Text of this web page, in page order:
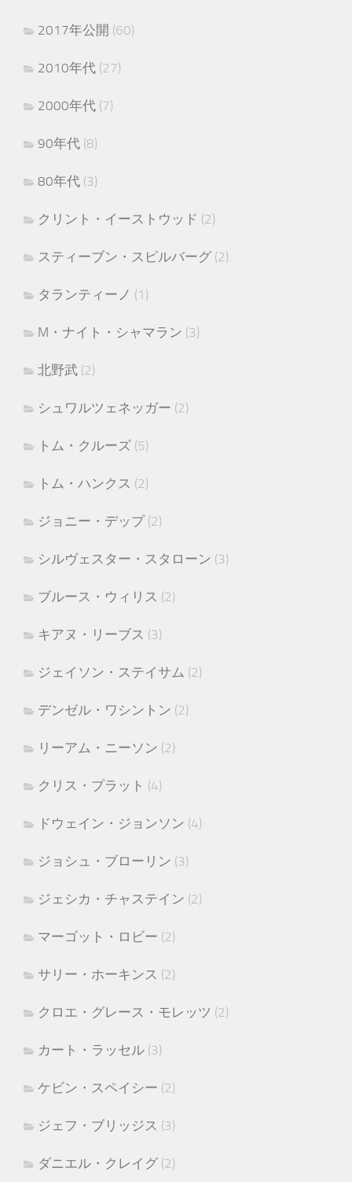
2017年公開 (60)
2010年代 (27)
2000年代 (7)
90年代 (8)
80年代 (3)
クリント・イーストウッド (2)
スティーブン・スピルバーグ (2)
タランティーノ (1)
M・ナイト・シャマラン (3)
北野武 (2)
シュワルツェネッガー (2)
トム・クルーズ (5)
トム・ハンクス (2)
ジョニー・デップ(2)
シルヴェスター・スタローン (3)
ブルース・ウィリス (2)
キアヌ・リーブス (3)
ジェイソン・ステイサム (2)
デンゼル・ワシントン (2)
リーアム・ニーソン (2)
クリス・プラット (4)
ドウェイン・ジョンソン (4)
ジョシュ・ブローリン (3)
ジェシカ・チャステイン (2)
マーゴット・ロビー (2)
サリー・ホーキンス (2)
クロエ・グレース・モレッツ (2)
カート・ラッセル (3)
ケビン・スペイシー (2)
ジェフ・ブリッジス (3)
ダニエル・クレイグ (2)